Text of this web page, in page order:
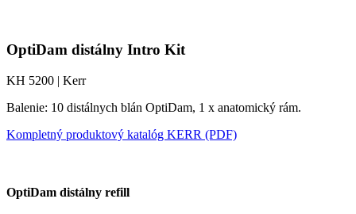
OptiDam distálny Intro Kit
KH 5200 | Kerr
Balenie: 10 distálnych blán OptiDam, 1 x anatomický rám.
Kompletný produktový katalóg KERR (PDF)
OptiDam distálny refill